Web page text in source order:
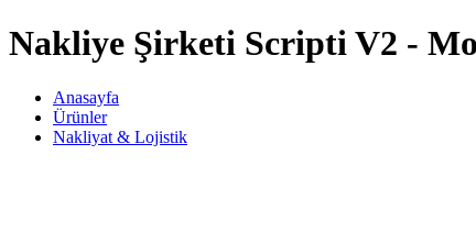
Nakliye Şirketi Scripti V2 -
Anasayfa
Ürünler
Nakliyat & Lojistik